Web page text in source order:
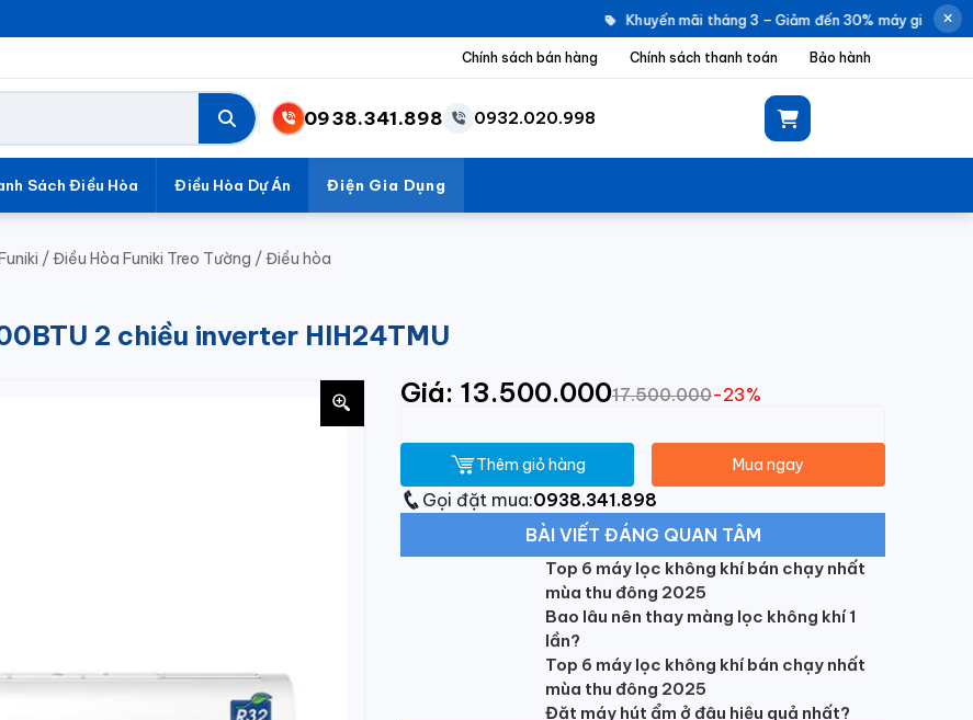
Khuyến mãi tháng 3 – Giảm đến 30% máy giặt
Chính sách bán hàng Chính sách thanh toán Bảo hành
0938.341.898 0932.020.998
Sách Điều Hòa Điều Hòa Dự Án Điện Gia Dụng
/Điều Hòa Funiki Treo Tường /Điều hòa
2 chiều inverter HIH24TMU
Giá: 13.500.00017.500.000-23%
Thêm giỏ hàng Mua ngay
Gọi đặt mua:0938.341.898
BÀI VIẾT ĐÁNG QUAN TÂM
Top 6 máy lọc không khí bán chạy nhất
mùa thu đông 2025
Bao lâu nên thay màng lọc không khí 1
lần?
Top 6 máy lọc không khí bán chạy nhất
mùa thu đông 2025
Đặt máy hút ẩm ở đâu hiệu quả nhất?